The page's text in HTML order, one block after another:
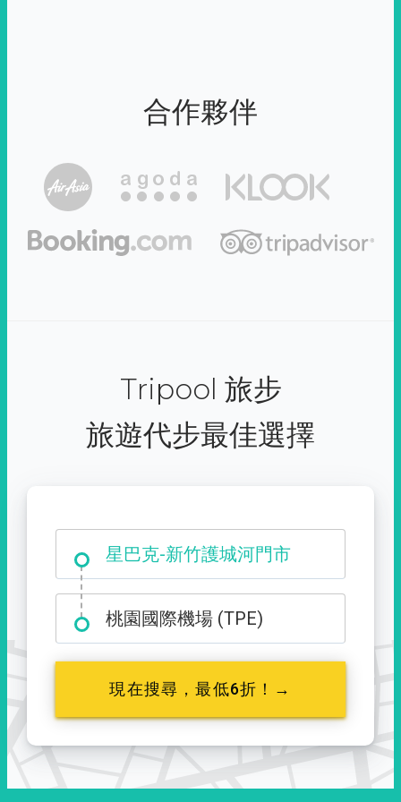
合作夥伴
Tripool 旅步
旅遊代步最佳選擇
大霸尖山登山口
桃園國際機場 (TPE)
現在搜尋，最低6折！→